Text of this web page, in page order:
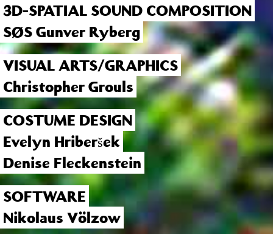
3D-SPATIAL SOUND COMPOSITION
SØS Gunver Ryberg
VISUAL ARTS/GRAPHICS
Christopher Grouls
COSTUME DESIGN
Evelyn Hriberšek
Denise Fleckenstein
SOFTWARE
Nikolaus Völzow